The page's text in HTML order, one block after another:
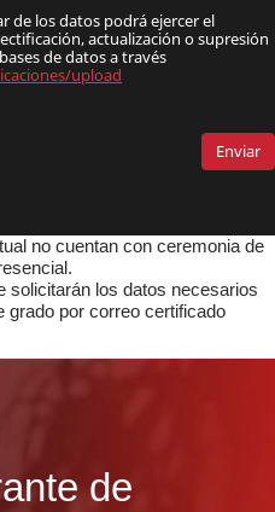
no cuentan con ceremonia de
solicitarán los datos necesarios
grado por correo certificado
de